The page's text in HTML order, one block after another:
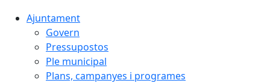
Ajuntament
Govern
Pressupostos
Ple municipal
Plans, campanyes i programes